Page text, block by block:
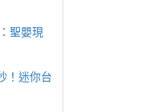
聖嬰現
！迷你台